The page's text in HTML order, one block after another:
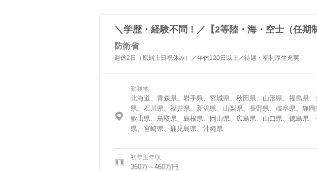
＼学歴・経験不問！／【2等陸・海・空士（任期
防衛省
週休2日（原則土日祝休み）／年休120日以上／待遇・福利厚生充実
勤務地
北海道、青森県、岩手県、宮城県、秋田県、山形県、福島県
県、石川県、福井県、新潟県、山梨県、長野県、岐阜県、静
歌山県、鳥取県、島根県、岡山県、広島県、山口県、徳島県
県、宮崎県、鹿児島県、沖縄県
初年度年収
360万～460万円